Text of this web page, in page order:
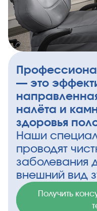
— это
налёта и
здоровья
Наши
проводят
заболевания
внешний вид
Получить